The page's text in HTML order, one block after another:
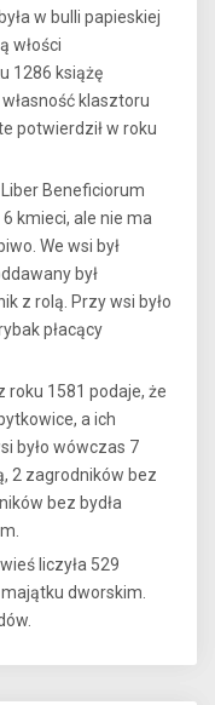
w bulli papieskiej
włości
1286 książę
klasztoru
potwierdził w roku
Beneficiorum
kmieci, ale nie ma
We wsi był
był
z rolą. Przy wsi było
płacący
roku 1581 podaje, że
a ich
było wówczas 7
2 zagrodników bez
bez bydła
liczyła 529
dworskim.